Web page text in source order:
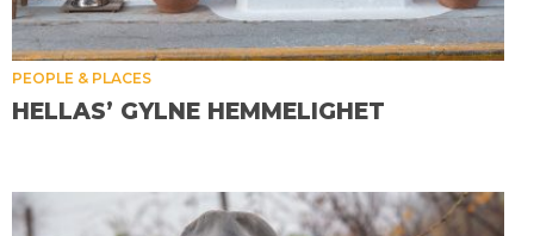
PEOPLE & PLACES
HELLAS’ GYLNE HEMMELIGHET